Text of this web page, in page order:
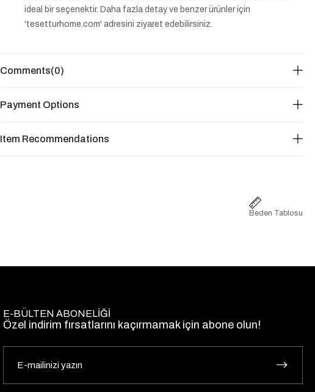
ideal bir seçenektir. Daha fazla detay ve benzer ürünler için
'tesetturhome.com' adresini ziyaret edebilirsiniz.
Comments(0)
Payment Options
Item Recommendations
Beden Tablosu
E-BÜLTEN ABONELİĞİ
Özel indirim fırsatlarını kaçırmamak için abone olun!